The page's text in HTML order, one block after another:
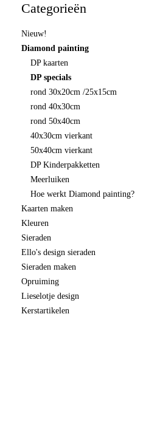
Categorieën
Nieuw!
Diamond painting
DP kaarten
DP specials
rond 30x20cm /25x15cm
rond 40x30cm
rond 50x40cm
40x30cm vierkant
50x40cm vierkant
DP Kinderpakketten
Meerluiken
Hoe werkt Diamond painting?
Kaarten maken
Kleuren
Sieraden
Ello's design sieraden
Sieraden maken
Opruiming
Lieselotje design
Kerstartikelen